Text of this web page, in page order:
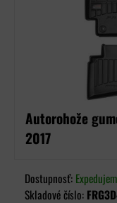
Autorohože
2017
Dostupnosť:
Skladové číslo: